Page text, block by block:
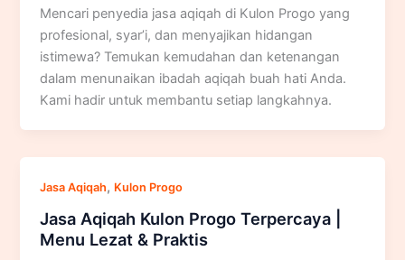
Mencari penyedia jasa aqiqah di Kulon Progo yang
profesional, syar’i, dan menyajikan hidangan
istimewa? Temukan kemudahan dan ketenangan
dalam menunaikan ibadah aqiqah buah hati Anda.
Kami hadir untuk membantu setiap langkahnya.
Jasa Aqiqah, Kulon Progo
Jasa Aqiqah Kulon Progo Terpercaya |
Menu Lezat & Praktis